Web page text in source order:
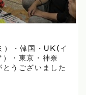
）・韓国・UK(イ
・東京・神奈
うございました